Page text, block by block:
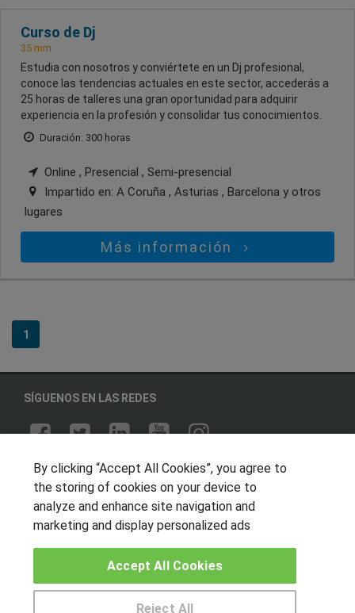
Curso de Dj
35 mm
Estudia con nosotros y conviértete en un Dj profesional,
conoce las tendencias actuales en este sector, accederás a
25 horas de talleres una gran oportunidad para adquirir
experiencia en la profesión y consolidar tus conocimientos.
Duración: 300 horas
Online , Presencial , Semi-presencial
Impartido en: A Coruña , Asturias , Barcelona y otros
lugares
Más información
1
SÍGUENOS EN LAS REDES
OTROS GRUPOS DE INTERES
Muro de los idiomas
Hablemos de empleo
Locos por las becas
CENTROS DE FORMACIÓN
By clicking “Accept All Cookies”, you agree to
the storing of cookies on your device to
analyze and enhance site navigation and
marketing and display personalized ads
Reject All
Accept All Cookies